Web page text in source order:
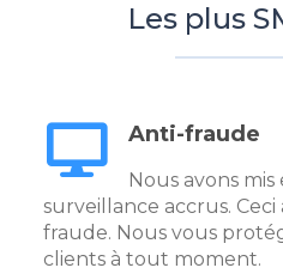
Les plus
Anti-fraude
Nous avons
surveillance accrus.
fraude. Nous vous
clients à tout moment.